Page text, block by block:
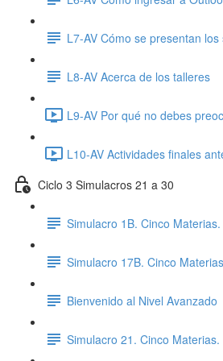
L7-AV Cómo se presentan
L8-AV Acerca de los talleres
L9-AV Por qué no debes
L10-AV Actividades finales
Ciclo 3 Simulacros 21 a 30
Simulacro 1B. Cinco
Simulacro 17B. Cinco
Bienvenido al Nivel Avanzado
Simulacro 21. Cinco Materias.